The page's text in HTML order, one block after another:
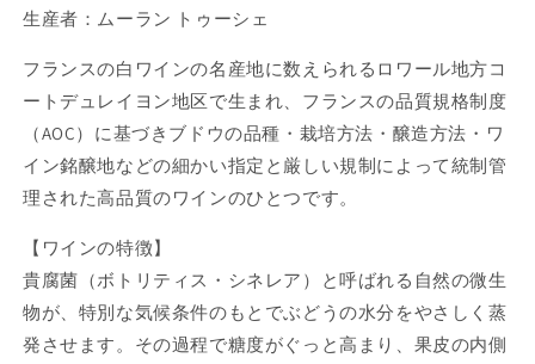
生産者：ムーラン トゥーシェ
フランスの白ワインの名産地に数えられるロワール地方コ
ートデュレイヨン地区で生まれ、フランスの品質規格制度
（AOC）に基づきブドウの品種・栽培方法・醸造方法・ワ
イン銘醸地などの細かい指定と厳しい規制によって統制管
理された高品質のワインのひとつです。
【ワインの特徴】
貴腐菌（ボトリティス・シネレア）と呼ばれる自然の微生
物が、特別な気候条件のもとでぶどうの水分をやさしく蒸
発させます。その過程で糖度がぐっと高まり、果皮の内側